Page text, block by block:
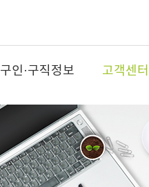
구인·구직정보 고객센터